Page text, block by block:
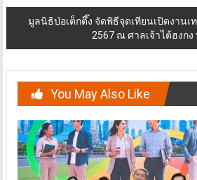
มูลนิธิป่อเต็กตึ๊ง จัดพิธีจุดเทียนเปิดงานเ
2567 ณ ศาลเจ้าไต้ฮงก
You May Also Like